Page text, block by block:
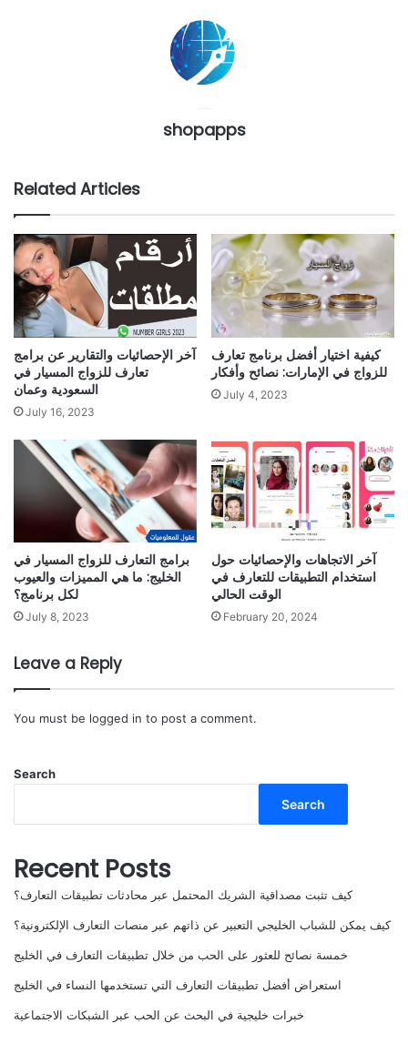
shopapps
Related Articles
آخر الإحصائيات والتقارير عن برامج
تعارف للزواج المسيار في
السعودية وعمان
July 16, 2023
كيفية اختيار أفضل برنامج تعارف
للزواج في الإمارات: نصائح وأفكار
July 4, 2023
برامج التعارف للزواج المسيار في
الخليج: ما هي المميزات والعيوب
لكل برنامج؟
July 8, 2023
آخر الاتجاهات والإحصائيات حول
استخدام التطبيقات للتعارف في
الوقت الحالي
February 20, 2024
Leave a Reply
You must be logged in to post a comment.
Search
Search
Recent Posts
كيف تثبت مصداقية الشريك المحتمل عبر محادثات تطبيقات التعارف؟
كيف يمكن للشباب الخليجي التعبير عن ذاتهم عبر منصات التعارف الإلكترونية؟
خمسة نصائح للعثور على الحب من خلال تطبيقات التعارف في الخليج
استعراض أفضل تطبيقات التعارف التي تستخدمها النساء في الخليج
خبرات خليجية في البحث عن الحب عبر الشبكات الاجتماعية